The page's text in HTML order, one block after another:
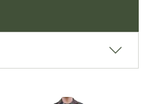
питания